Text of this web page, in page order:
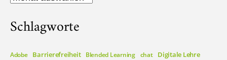
Schlagworte
Adobe Barrierefreiheit Blended Learning chat Digitale Lehre